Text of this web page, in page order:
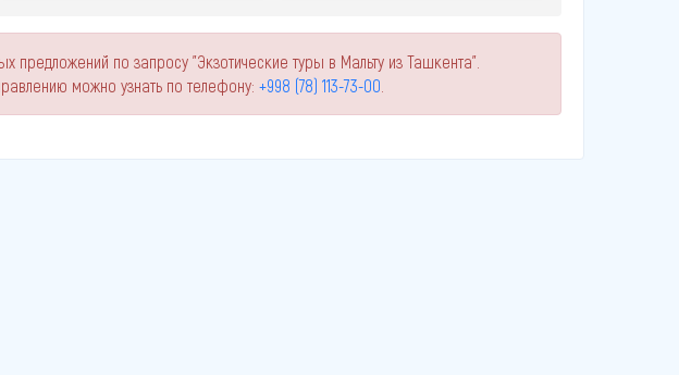
предложений по запросу "Экзотические туры в Мальту из Ташкента".
можно узнать по телефону: +998 (78) 113-73-00